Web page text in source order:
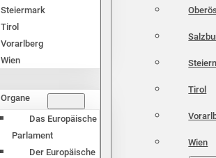
Steiermark
Tirol
Vorarlberg
Wien
Organe
Das Europäische
Parlament
Der Europäische
Tirol
Wien